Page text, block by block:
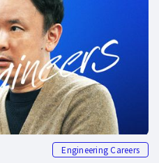
Engineering Careers